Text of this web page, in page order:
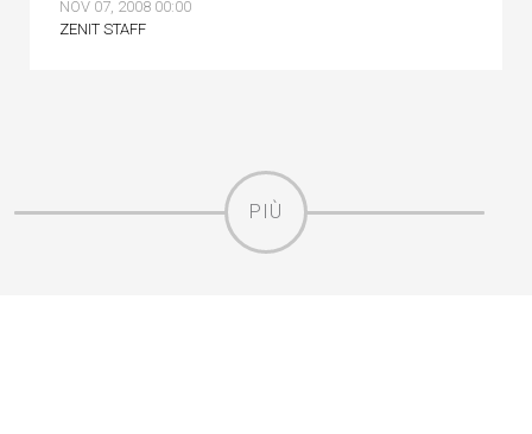
NOV 07, 2008 00:00
ZENIT STAFF
PIÙ